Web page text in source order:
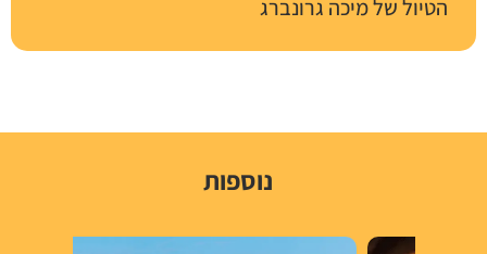
הטיול של מיכה גרונברג
נוספות